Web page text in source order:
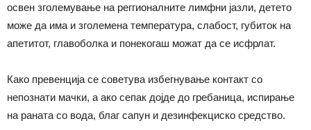
освен зголемување на реггионалните лимфни јазли, детето
може да има и зголемена температура, слабост, губиток на
апетитот, главоболка и понекогаш можат да се исфрлат.
Како превенција се советува избегнување контакт со
непознати мачки, а ако сепак дојде до гребаница, испирање
на раната со вода, благ сапун и дезинфекциско средство.